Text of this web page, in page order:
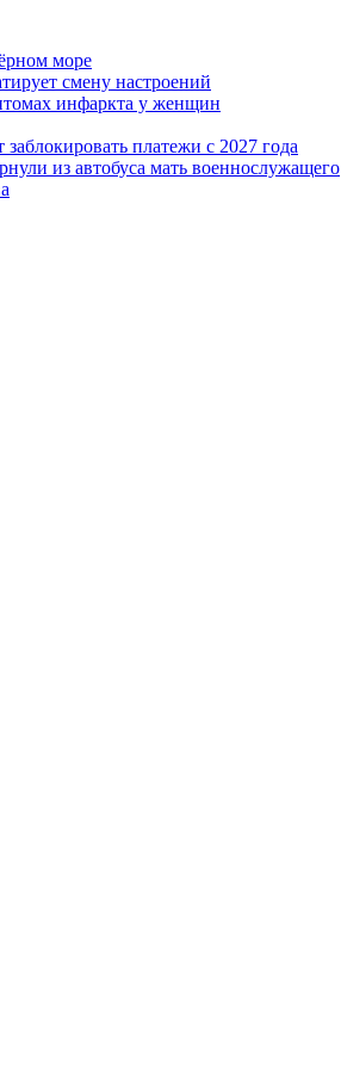
море
смену настроений
инфаркта у женщин
платежи с 2027 года
из автобуса мать военнослужащего